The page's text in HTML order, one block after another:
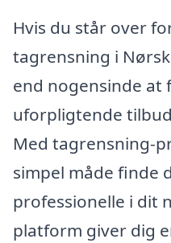
Hvis du står over
tagrensning i
end nogensinde at
uforpligtende
Med tagrensning-
simpel måde finde
professionelle i dit
platform giver dig